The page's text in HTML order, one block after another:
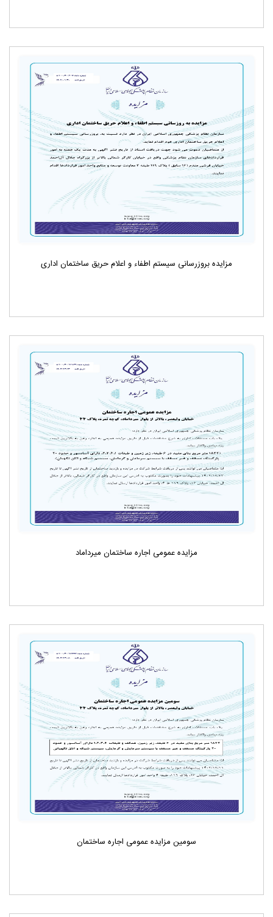
مزایده بروزرسانی سیستم اطفاء و اعلام حریق ساختمان اداری
مزایده عمومی اجاره ساختمان میرداماد
سومین مزایده عمومی اجاره ساختمان